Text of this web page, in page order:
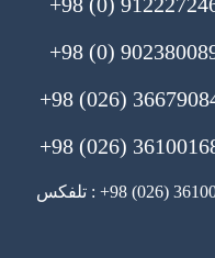
9023800898 (0)
36679084-7
36100168-7
98+ : تلفکس